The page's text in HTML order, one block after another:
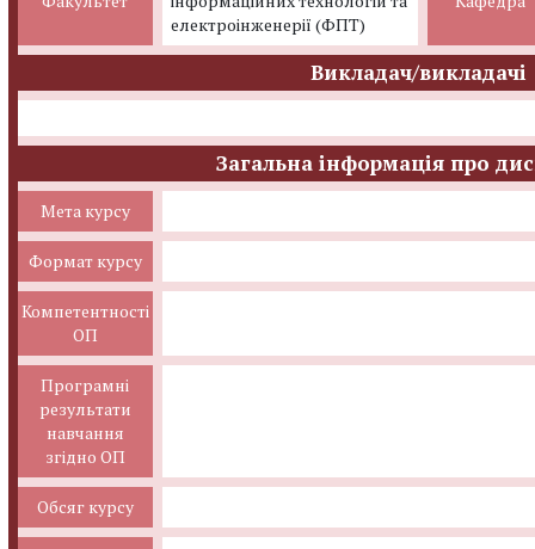
електроінженерії (ФПТ)
Викладач/викладачі
Загальна інформація про
Мета курсу
Формат курсу
Компетентності
ОП
Програмні
результати
навчання
згідно ОП
Обсяг курсу